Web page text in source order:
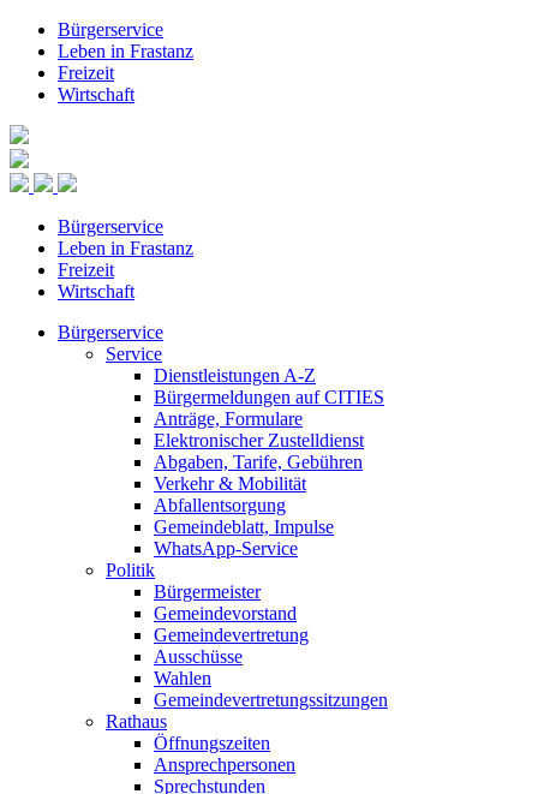
Bürgerservice
Leben in Frastanz
Freizeit
Wirtschaft
Bürgerservice
Leben in Frastanz
Freizeit
Wirtschaft
Bürgerservice
Service
Dienstleistungen A-Z
Bürgermeldungen auf CITIES
Anträge, Formulare
Elektronischer Zustelldienst
Abgaben, Tarife, Gebühren
Verkehr & Mobilität
Abfallentsorgung
Gemeindeblatt, Impulse
WhatsApp-Service
Politik
Bürgermeister
Gemeindevorstand
Gemeindevertretung
Ausschüsse
Wahlen
Gemeindevertretungssitzungen
Rathaus
Öffnungszeiten
Ansprechpersonen
Sprechstunden